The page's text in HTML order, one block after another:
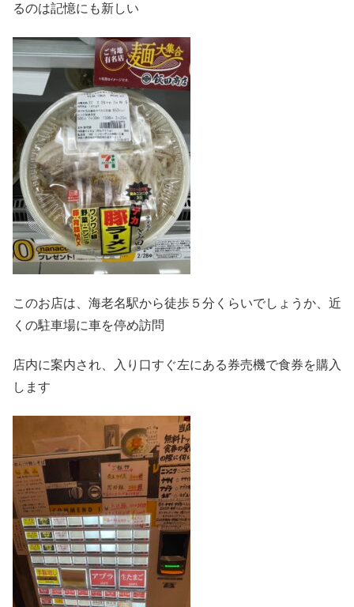
るのは記憶にも新しい
このお店は、海老名駅から徒歩５分くらいでしょうか、近
くの駐車場に車を停め訪問
店内に案内され、入り口すぐ左にある券売機で食券を購入
します